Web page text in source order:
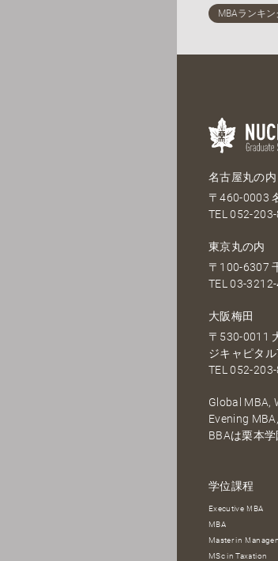
名古屋丸の内
〒460-0003
TEL052-203-
東京丸の内
〒100-6307
TEL03-3212-
大阪梅田
〒530-0011
ジキャピタ
TEL052-203-
Global MBA,
Evening
BBAは栗本学
学位課程
Executive MBA
MBA
Master in
MSc in Taxation